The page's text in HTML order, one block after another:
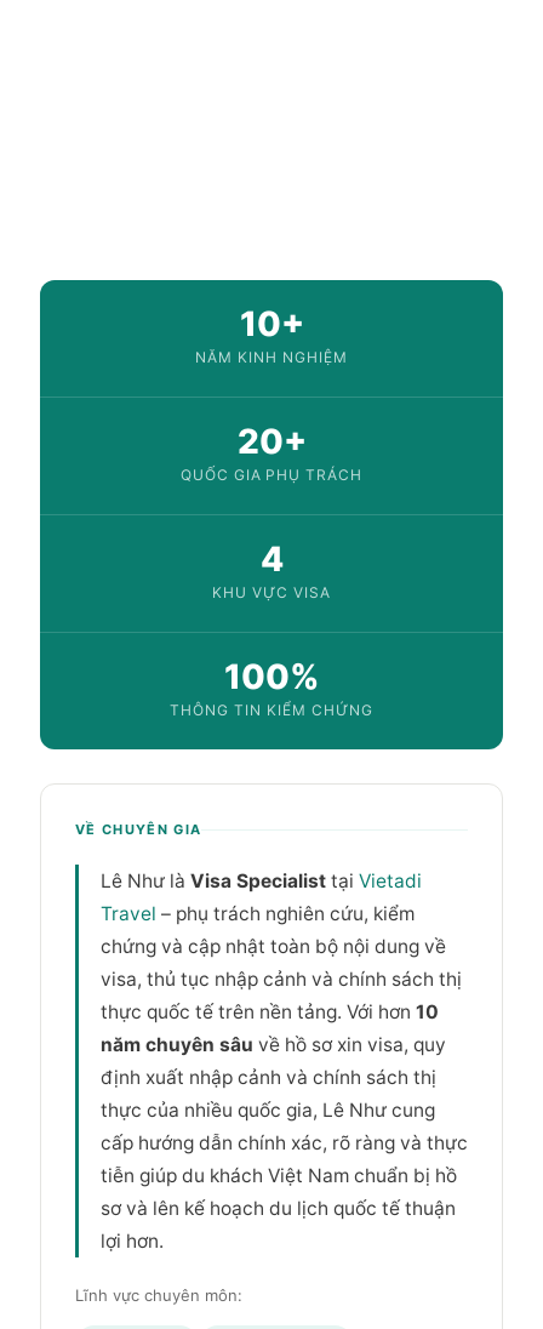
10+
NĂM KINH NGHIỆM
20+
QUỐC GIA PHỤ TRÁCH
4
KHU VỰC VISA
100%
THÔNG TIN KIỂM CHỨNG
VỀ CHUYÊN GIA
Lê Như là Visa Specialist tại Vietadi
Travel – phụ trách nghiên cứu, kiểm
chứng và cập nhật toàn bộ nội dung về
visa, thủ tục nhập cảnh và chính sách thị
thực quốc tế trên nền tảng. Với hơn 10
năm chuyên sâu về hồ sơ xin visa, quy
định xuất nhập cảnh và chính sách thị
thực của nhiều quốc gia, Lê Như cung
cấp hướng dẫn chính xác, rõ ràng và thực
tiễn giúp du khách Việt Nam chuẩn bị hồ
sơ và lên kế hoạch du lịch quốc tế thuận
lợi hơn.
Lĩnh vực chuyên môn: